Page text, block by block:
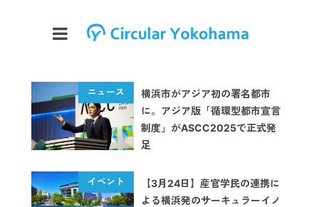
横浜市がアジア初の署名都市
に。アジア版「循環型都市宣言
制度」がASCC2025で正式発
足
【3月24日】産官学民の連携に
よる横浜発のサーキュラーイノ